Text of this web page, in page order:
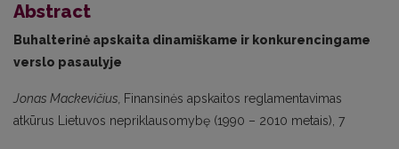
Abstract
Buhalterinė apskaita dinamiškame ir konkurencingame
verslo pasaulyje
Jonas Mackevičius, Finansinės apskaitos reglamentavimas
atkūrus Lietuvos nepriklausomybę (1990 – 2010 metais), 7